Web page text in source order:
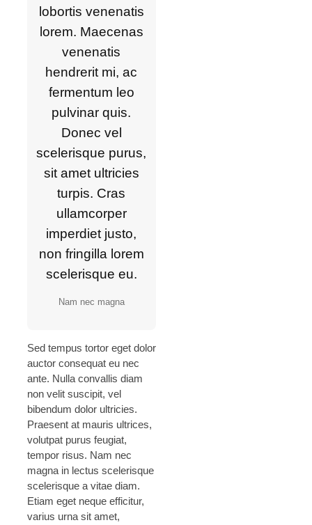
lobortis venenatis
lorem. Maecenas
venenatis
hendrerit mi, ac
fermentum leo
pulvinar quis.
Donec vel
scelerisque purus,
sit amet ultricies
turpis. Cras
ullamcorper
imperdiet justo,
non fringilla lorem
scelerisque eu.
Nam nec magna
Sed tempus tortor eget dolor
auctor consequat eu nec
ante. Nulla convallis diam
non velit suscipit, vel
bibendum dolor ultricies.
Praesent at mauris ultrices,
volutpat purus feugiat,
tempor risus. Nam nec
magna in lectus scelerisque
scelerisque a vitae diam.
Etiam eget neque efficitur,
varius urna sit amet,